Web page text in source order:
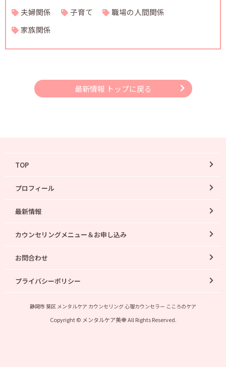
夫婦関係
子育て
職場の人間関係
家族関係
最新情報 トップに戻る
TOP
プロフィール
最新情報
カウンセリングメニュー＆お申し込み
お問合わせ
プライバシーポリシー
静岡市 葵区 メンタルケア カウンセリング 心理カウンセラー こころのケア
Copyright © メンタルケア美幸 All Rights Reserved.